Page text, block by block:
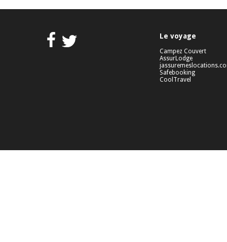
Le voyage
Campez Couvert
AssurLodge
Safebooking
CoolTravel